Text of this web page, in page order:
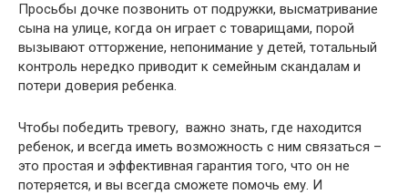
Просьбы дочке позвонить от подружки, высматривание
сына на улице, когда он играет с товарищами, порой
вызывают отторжение, непонимание у детей, тотальный
контроль нередко приводит к семейным скандалам и
потери доверия ребенка.
Чтобы победить тревогу, важно знать, где находится
ребенок, и всегда иметь возможность с ним связаться –
это простая и эффективная гарантия того, что он не
потеряется, и вы всегда сможете помочь ему. И